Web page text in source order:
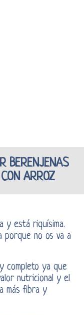
BERENJENAS
ARROZ
y está riquísima.
porque no os va a
completo ya que
nutricional y el
más fibra y